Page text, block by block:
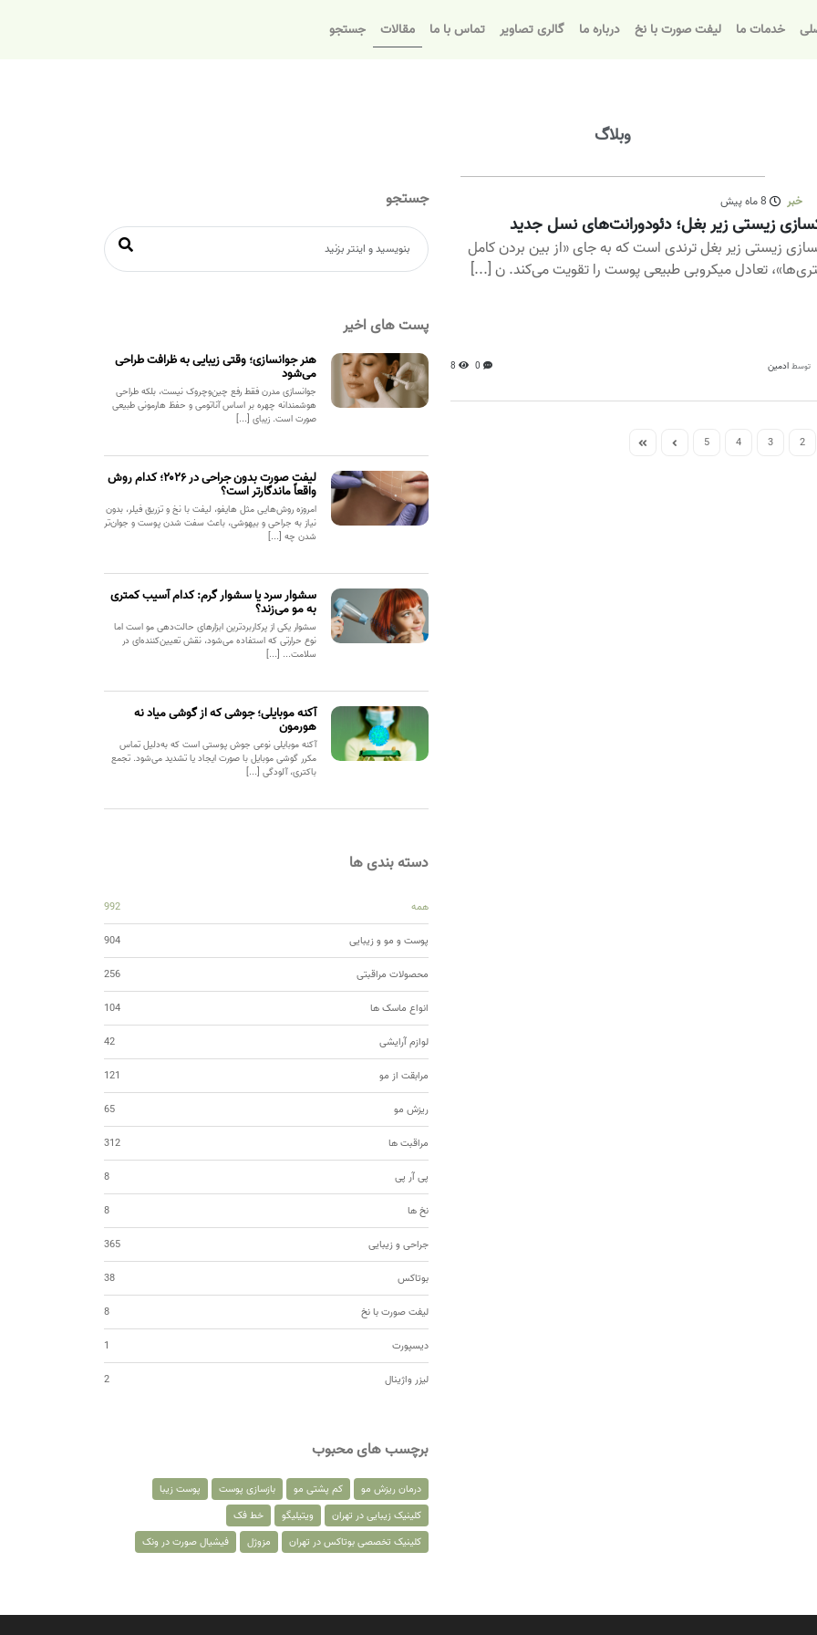
خدمات ما لیفت صورت با نخ درباره ما گالری تصاویر تماس با ما مقالات جستجو
وبلاگ
خبر 8 ماه پیش
زیستی زیر بغل؛ دئودورانت‌های نسل جدید
زیستی زیر بغل ترندی است که به جای «از بین بردن کامل
تعادل میکروبی طبیعی پوست را تقویت می‌کند. ن [...]
توسطادمین 0
8
2
3
4
5
جستجو
پست های اخیر
هنر جوانسازی؛ وقتی زیبایی به ظرافت طراحی
می‌شود
جوانسازی مدرن فقط رفع چین‌وچروک نیست، بلکه طراحی
هوشمندانه چهره بر اساس آناتومی و حفظ هارمونی طبیعی
صورت است. زیبای [...]
لیفت صورت بدون جراحی در ۲۰۲۶؛ کدام روش
واقعاً ماندگارتر است؟
امروزه روش‌هایی مثل هایفو، لیفت با نخ و تزریق فیلر، بدون
نیاز به جراحی و بیهوشی، باعث سفت شدن پوست و جوان‌تر
شدن چه [...]
سشوار سرد یا سشوار گرم: کدام آسیب کمتری
به مو می‌زند؟
سشوار یکی از پرکاربردترین ابزارهای حالت‌دهی مو است اما
نوع حرارتی که استفاده می‌شود، نقش تعیین‌کننده‌ای در
سلامت... [...]
آکنه موبایلی؛ جوشی که از گوشی میاد نه
هورمون
آکنه موبایلی نوعی جوش پوستی است که به‌دلیل تماس
مکرر گوشی موبایل با صورت ایجاد یا تشدید می‌شود. تجمع
باکتری، آلودگی [...]
دسته بندی ها
همه 992
پوست و مو و زیبایی 904
محصولات مراقبتی 256
انواع ماسک ها 104
لوازم آرایشی 42
مرابقت از مو 121
ریزش مو 65
مراقبت ها 312
پی آر پی 8
نخ ها 8
جراحی و زیبایی 365
بوتاکس 38
لیفت صورت با نخ 8
دیسپورت 1
لیزر واژینال 2
برچسب های محبوب
درمان ریزش مو کم پشتی مو بازسازی پوست
پوست زیبا
کلینیک زیبایی در تهران
ویتیلیگو
خط فک
کلینیک تخصصی بوتاکس در تهران
مزوژل فیشیال صورت در ونک